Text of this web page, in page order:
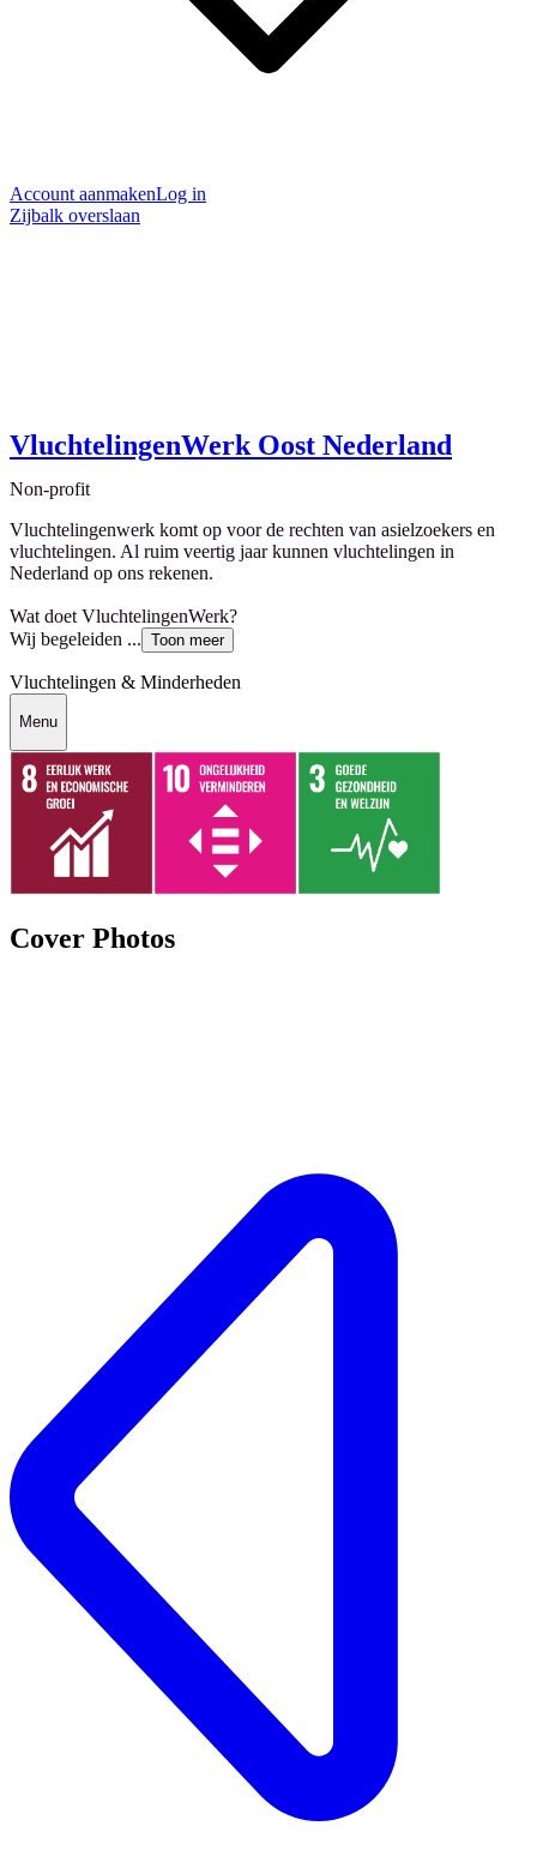
Account aanmakenLog in
Zijbalk overslaan
VluchtelingenWerk Oost Nederland
Non-profit
Vluchtelingenwerk komt op voor de rechten van asielzoekers en
vluchtelingen. Al ruim veertig jaar kunnen vluchtelingen in
Nederland op ons rekenen.
Wat doet VluchtelingenWerk?
Wij begeleiden ... Toon meer
Vluchtelingen & Minderheden
Menu
Cover Photos